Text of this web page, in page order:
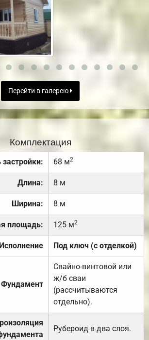
Перейти в галерею
Комплектация
68 м2
Длина: 8 м
Ширина: 8 м
площадь: 125 м2
Исполнение Под ключ (с отделкой)
Фундамент
Свайно-винтовой или
ж/б сваи
(рассчитываются
отдельно).
Рубероид в два слоя.